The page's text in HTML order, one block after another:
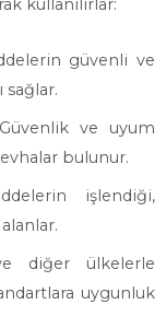
kullanılırlar:
güvenli ve
sağlar.
Güvenlik ve uyum
bulunur.
işlendiği,
diğer ülkelerle
uygunluk